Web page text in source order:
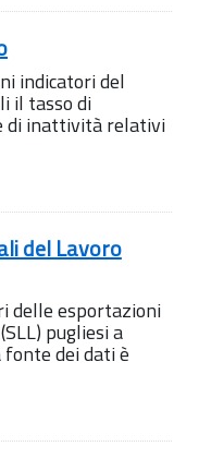
indicatori del
il tasso di
di inattività relativi
del Lavoro
delle esportazioni
pugliesi a
dei dati è